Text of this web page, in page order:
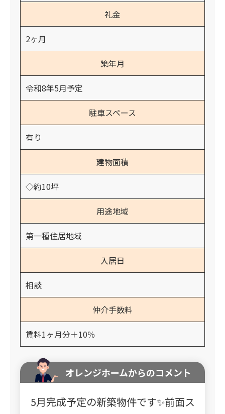
礼金
2ヶ月
築年月
令和8年5月予定
駐車スペース
有り
建物面積
◇約10坪
用途地域
第一種住居地域
入居日
相談
仲介手数料
賃料1ヶ月分＋10％
オレンジホームからのコメント
5月完成予定の新築物件です✨前面ス